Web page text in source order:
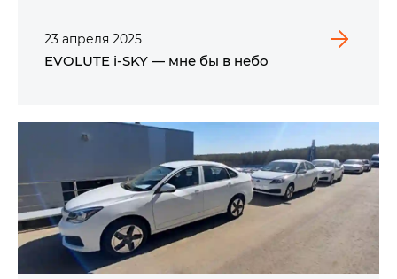
23 апреля 2025
EVOLUTE i‑SKY — мне бы в небо